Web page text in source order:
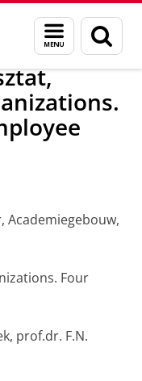
Menu
en
zoeken
Academiegebouw,
Four
prof.dr. F.N.